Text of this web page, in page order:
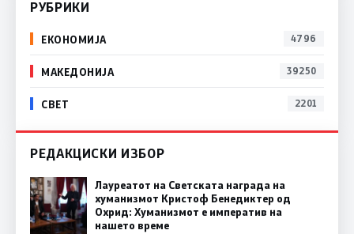
РУБРИКИ
ЕКОНОМИЈА 4796
МАКЕДОНИЈА 39250
СВЕТ 2201
РЕДАКЦИСКИ ИЗБОР
Лауреатот на Светската награда на
хуманизмот Кристоф Бенедиктер од
Охрид: Хуманизмот е императив на
нашето време